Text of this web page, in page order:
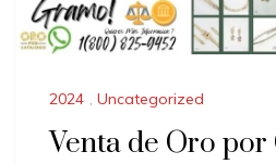
2024 , Uncategorized
Venta de Oro